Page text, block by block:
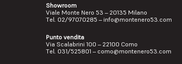
Showroom
Viale Monte Nero 53 – 20135 Milano
Tel. 02/97070285 –info@montenero53.com
Punto vendita
Via Scalabrini 100 – 22100 Como
Tel. 031/525801 –como@montenero53.com